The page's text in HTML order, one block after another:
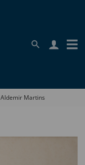
Aldemir Martins